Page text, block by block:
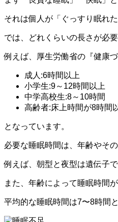
それは個人が「ぐっすり眠れ
では、どれくらいの長さが必
例えば、厚生労働省の『健康
成人:6時間以上
小学生:9～12時間以上
中学高校生:8～10時間
高齢者:床上時間が8時間
となっています。
必要な睡眠時間は、年齢やそ
例えば、朝型と夜型は遺伝子
また、年齢によって睡眠時間
平均的な睡眠時間は7〜8時間